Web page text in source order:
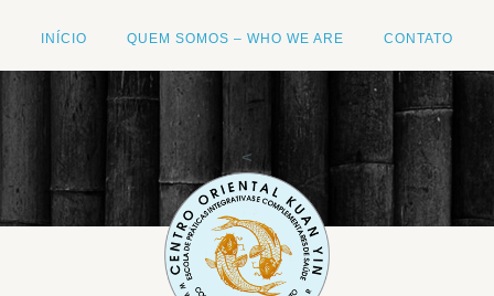
INÍCIO QUEM SOMOS – WHO WE ARE CONTATO
<